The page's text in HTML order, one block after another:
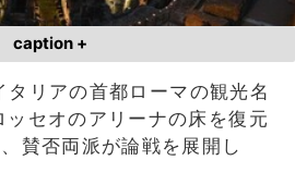
caption +
タリアの首都ローマの観光名
ッセオのアリーナの床を復元
賛否両派が論戦を展開し